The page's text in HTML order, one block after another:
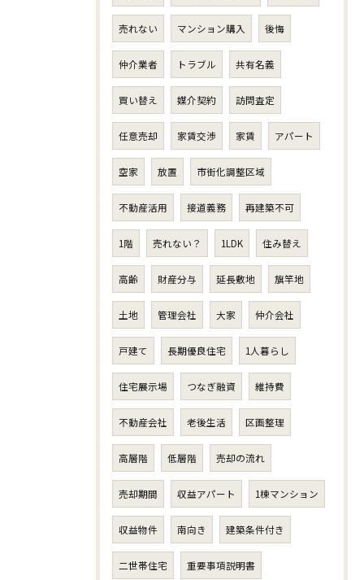
売れない マンション購入 後悔
仲介業者 トラブル 共有名義
買い替え 媒介契約 訪問査定
任意売却 家賃交渉 家賃 アパート
空家 放置 市街化調整区域
不動産活用 接道義務 再建築不可
1階 売れない？ 1LDK 住み替え
高齢 財産分与 延長敷地 旗竿地
土地 管理会社 大家 仲介会社
戸建て 長期優良住宅 1人暮らし
住宅展示場 つなぎ融資 維持費
不動産会社 老後生活 区画整理
高層階 低層階 売却の流れ
売却期間 収益アパート 1棟マンション
収益物件 南向き 建築条件付き
二世帯住宅 重要事項説明書